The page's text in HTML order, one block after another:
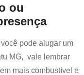
ou
pode alugar um
MG, vale lembrar
mais combustível e